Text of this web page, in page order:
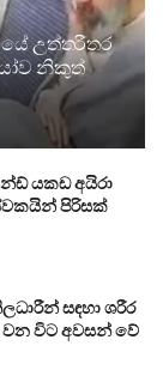
උත්තරීතර
නිකුත්
යකඩ අයිරා
පිරිසක්
සඳහා ශරීර
වන විට අවසන් වේ